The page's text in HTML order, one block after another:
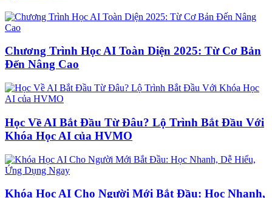
Chương Trình Học AI Toàn Diện 2025: Từ Cơ Bản
Đến Nâng Cao
Học Về AI Bắt Đầu Từ Đâu? Lộ Trình Bắt Đầu Với
Khóa Học AI của HVMO
Khóa Học AI Cho Người Mới Bắt Đầu: Học Nhanh,